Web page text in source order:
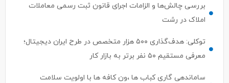
بررسی چالش‌ها و الزامات اجرای قانون ثبت رسمی معاملات
املاک در رشت
توکلی: هدف‌گذاری ۵۰۰ هزار متخصص در طرح ایران دیجیتال؛
معرفی مستقیم ۵۰ نفر برتر به بازار کار
ساماندهی گاری کباب ها ،ون کافه ها با اولویت سلامت